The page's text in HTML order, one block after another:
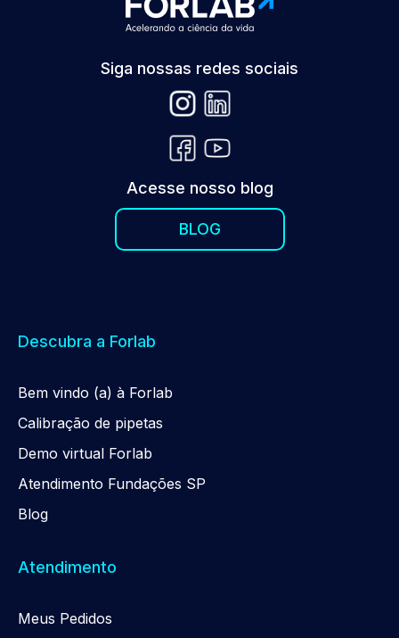
Siga nossas redes sociais
Acesse nosso blog
BLOG
Descubra a Forlab
Bem vindo (a) à Forlab
Calibração de pipetas
Demo virtual Forlab
Atendimento Fundações SP
Blog
Atendimento
Meus Pedidos